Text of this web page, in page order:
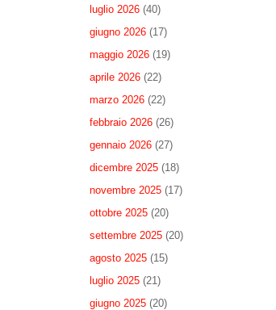
luglio 2026 (40)
giugno 2026 (17)
maggio 2026 (19)
aprile 2026 (22)
marzo 2026 (22)
febbraio 2026 (26)
gennaio 2026 (27)
dicembre 2025 (18)
novembre 2025 (17)
ottobre 2025 (20)
settembre 2025 (20)
agosto 2025 (15)
luglio 2025 (21)
giugno 2025 (20)